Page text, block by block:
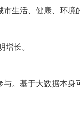
活、健康、环境
长。
。基于大数据本身